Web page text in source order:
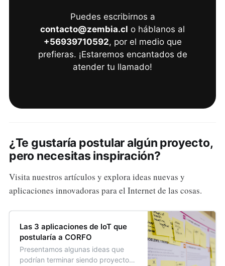
Puedes escribirnos a
contacto@zembia.cl o háblanos al
+56939710592, por el medio que
prefieras. ¡Estaremos encantados de
atender tu llamado!
¿Te gustaría postular algún proyecto,
pero necesitas inspiración?
Visita nuestros artículos y explora ideas nuevas y
aplicaciones innovadoras para el Internet de las cosas.
Las 3 aplicaciones de IoT que
postularía a CORFO
Presentamos algunas ideas que
podrían terminar siendo proyectos